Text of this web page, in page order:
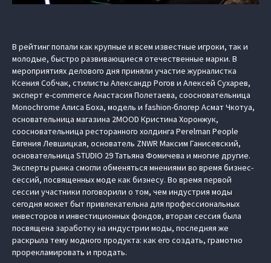
В рейтинг попали как крупные и всем известные игроки, так и
молодые, быстро развивающиеся отечественные марки. В
мероприятиях делового дня приняли участие журналистка
Ксения Собчак, стилисты Александр Рогов и Алексей Сухарев,
эксперт e-commerce Анастасия Полетаева, соосновательница
Monochrome Алиса Боха, модель и fashion-блогер Асмат Чкотуа,
основательница магазина 2MOOD Кристина Хоронжук,
соосновательница ресторанного холдинга Perelman People
Евгения Левшицкая, основатель ZNWR Максим Ганисевский,
основательница STUDIO 29 Татьяна Фомичева и многие другие.
Эксперты рынка смогли обменяться мнениями во время бизнес-
сессий, посвященных моде как бизнесу. Во время первой
сессии участники поговорили о том, чем индустрия моды
сегодня может быт привлекательна для профессиональных
инвесторов и инвестиционных фондов, вторая сессия была
посвящена заработку на индустрии моды, последняя же
раскрыла тему модного продукта: как его создать, грамотно
прорекламировать и продать.